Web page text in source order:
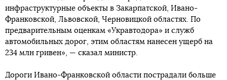
инфраструктурные объекты в Закарпатской, Ивано-
Франковской, Львовской, Черновицкой областях. По
предварительным оценкам «Укравтодора» и служб
автомобильных дорог, этим областям нанесен ущерб на
234 млн гривен», — сказал министр.
Дороги Ивано-Франковской области пострадали больше